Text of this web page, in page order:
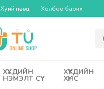
Хүний нөөц Холбоо барих
ХҮҮХДИЙН
НЭМЭЛТ СҮҮ
ХҮҮХДИЙН
ХҮНС